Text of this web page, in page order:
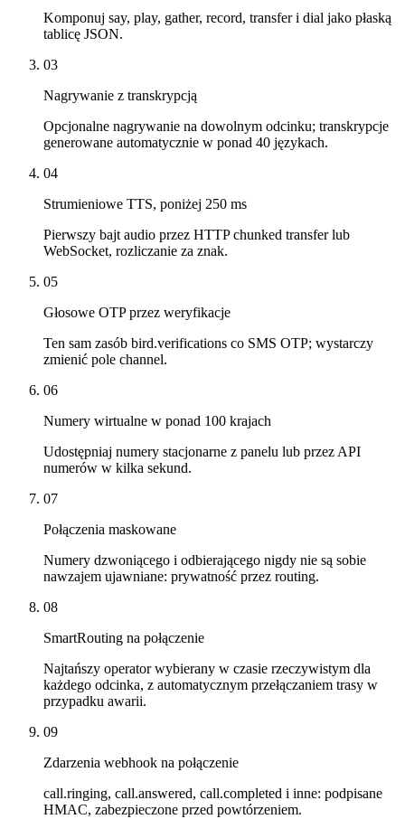
Komponuj say, play, gather, record, transfer i dial jako płaską
tablicę JSON.
03
Nagrywanie z transkrypcją
Opcjonalne nagrywanie na dowolnym odcinku; transkrypcje
generowane automatycznie w ponad 40 językach.
04
Strumieniowe TTS, poniżej 250 ms
Pierwszy bajt audio przez HTTP chunked transfer lub
WebSocket, rozliczanie za znak.
05
Głosowe OTP przez weryfikacje
Ten sam zasób bird.verifications co SMS OTP; wystarczy
zmienić pole channel.
06
Numery wirtualne w ponad 100 krajach
Udostępniaj numery stacjonarne z panelu lub przez API
numerów w kilka sekund.
07
Połączenia maskowane
Numery dzwoniącego i odbierającego nigdy nie są sobie
nawzajem ujawniane: prywatność przez routing.
08
SmartRouting na połączenie
Najtańszy operator wybierany w czasie rzeczywistym dla
każdego odcinka, z automatycznym przełączaniem trasy w
przypadku awarii.
09
Zdarzenia webhook na połączenie
call.ringing, call.answered, call.completed i inne: podpisane
HMAC, zabezpieczone przed powtórzeniem.